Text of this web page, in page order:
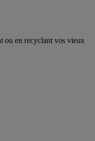
ou en recyclant vos vieux